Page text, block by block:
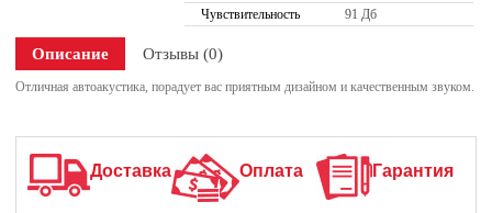
Чувствительность 91 Дб
Описание Отзывы (0)
Отличная автоакустика, порадует вас приятным дизайном и качественным звуком.
Доставка Оплата Гарантия